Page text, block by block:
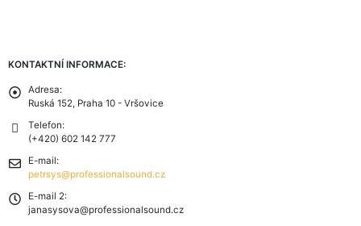
KONTAKTNÍ INFORMACE:
Adresa:
Ruská 152, Praha 10 - Vršovice
Telefon:
(+420) 602 142 777
E-mail:
petrsys@professionalsound.cz
E-mail 2:
janasysova@professionalsound.cz